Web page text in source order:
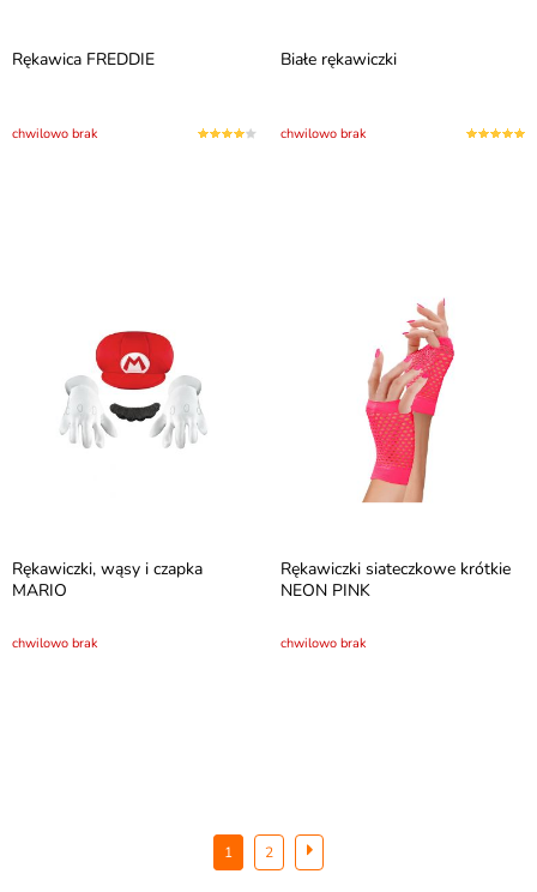
Rękawica FREDDIE
chwilowo brak
Białe rękawiczki
chwilowo brak
Rękawiczki, wąsy i czapka
MARIO
chwilowo brak
Rękawiczki siateczkowe krótkie
NEON PINK
chwilowo brak
1 2